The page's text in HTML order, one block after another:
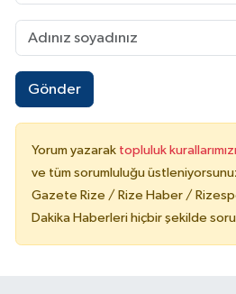
Gönder
Yorum yazarak topluluk kurallarımızı
ve tüm sorumluluğu
Gazete Rize / Rize Haber /
Dakika Haberleri hiçbir şekilde